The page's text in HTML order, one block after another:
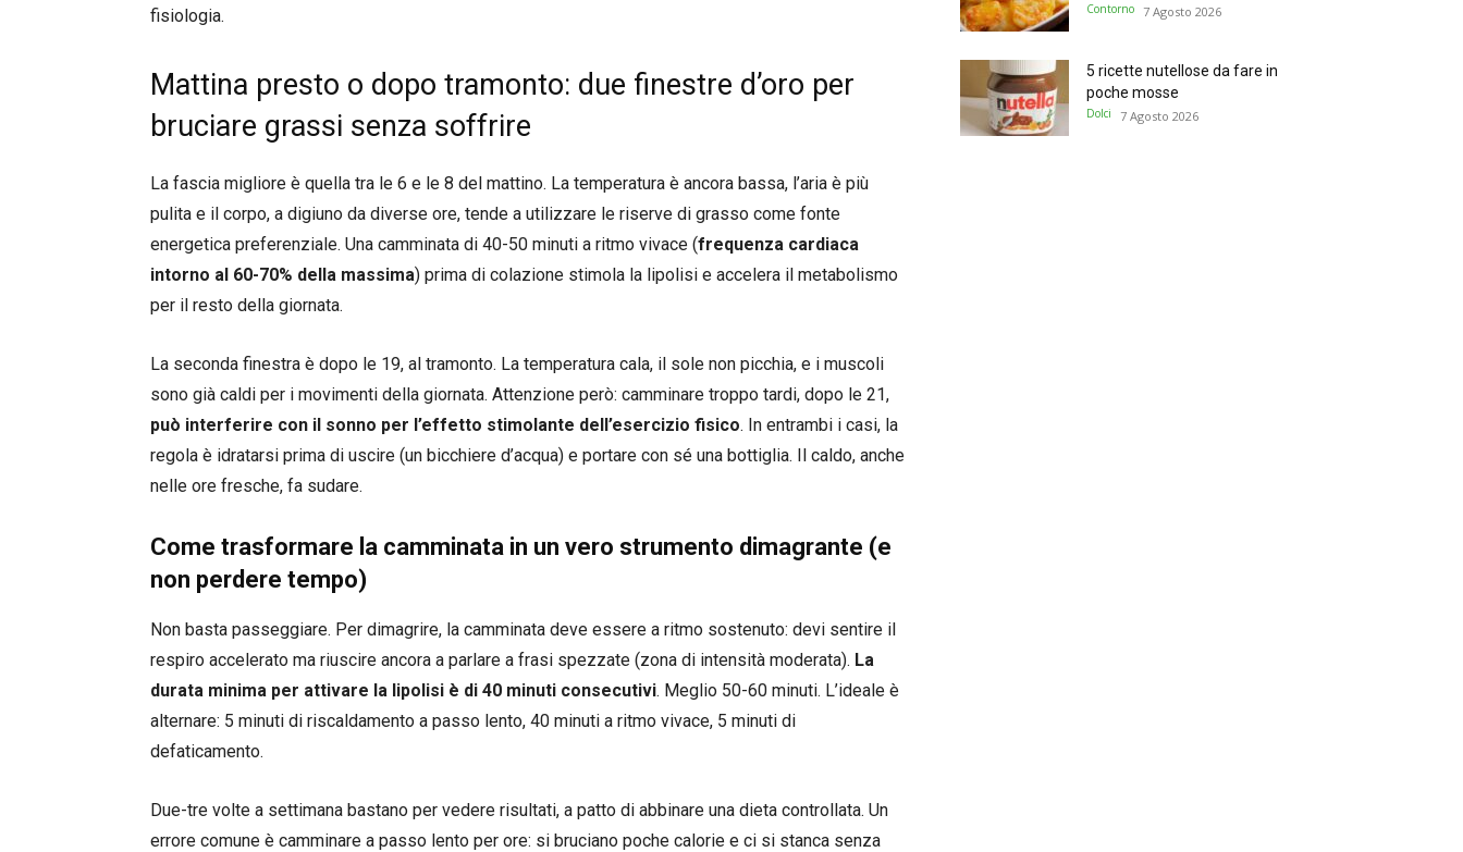
fisiologia.
Mattina presto o dopo tramonto: due finestre d’oro per
bruciare grassi senza soffrire
La fascia migliore è quella tra le 6 e le 8 del mattino. La temperatura è ancora bassa, l’aria è più
pulita e il corpo, a digiuno da diverse ore, tende a utilizzare le riserve di grasso come fonte
energetica preferenziale. Una camminata di 40-50 minuti a ritmo vivace (frequenza cardiaca
intorno al 60-70% della massima) prima di colazione stimola la lipolisi e accelera il metabolismo
per il resto della giornata.
La seconda finestra è dopo le 19, al tramonto. La temperatura cala, il sole non picchia, e i muscoli
sono già caldi per i movimenti della giornata. Attenzione però: camminare troppo tardi, dopo le 21,
può interferire con il sonno per l’effetto stimolante dell’esercizio fisico. In entrambi i casi, la
regola è idratarsi prima di uscire (un bicchiere d’acqua) e portare con sé una bottiglia. Il caldo, anche
nelle ore fresche, fa sudare.
Come trasformare la camminata in un vero strumento dimagrante (e
non perdere tempo)
Non basta passeggiare. Per dimagrire, la camminata deve essere a ritmo sostenuto: devi sentire il
respiro accelerato ma riuscire ancora a parlare a frasi spezzate (zona di intensità moderata). La
durata minima per attivare la lipolisi è di 40 minuti consecutivi. Meglio 50-60 minuti. L’ideale è
alternare: 5 minuti di riscaldamento a passo lento, 40 minuti a ritmo vivace, 5 minuti di
defaticamento.
Due-tre volte a settimana bastano per vedere risultati, a patto di abbinare una dieta controllata. Un
errore comune è camminare a passo lento per ore: si bruciano poche calorie e ci si stanca senza
Contorno 7 Agosto 2026
5 ricette nutellose da fare in
poche mosse
Dolci 7 Agosto 2026